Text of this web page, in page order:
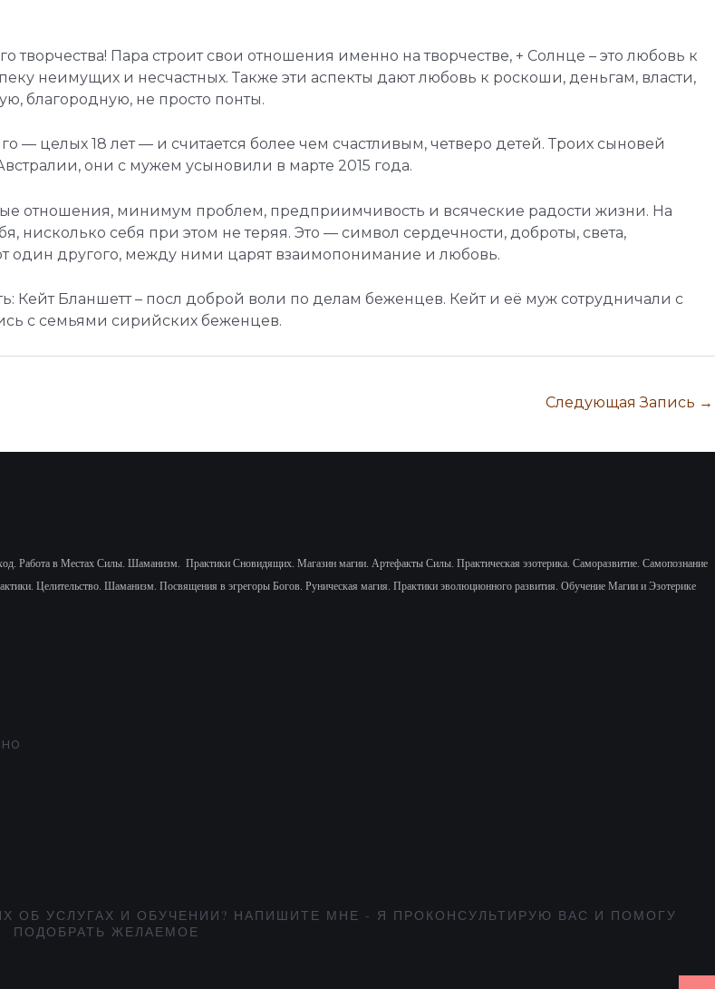
Пара строит свои отношения именно на творчестве, + Солнце – это любовь к
неимущих и несчастных. Также эти аспекты дают любовь к роскоши, деньгам, власти,
благородную, не просто понты.
целых 18 лет — и считается более чем счастливым, четверо детей. Троих сыновей
они с мужем усыновили в марте 2015 года.
отношения, минимум проблем, предприимчивость и всяческие радости жизни. На
себя при этом не теряя. Это — символ сердечности, доброты, света,
один другого, между ними царят взаимопонимание и любовь.
Кейт Бланшетт – посл доброй воли по делам беженцев. Кейт и её муж сотрудничали с
с семьями сирийских беженцев.
Следующая Запись →
Работа в Местах Силы. Шаманизм. Практики Сновидящих. Магазин магии. Артефакты Силы. Практическая эзотерика. Саморазвитие. Самопознание
Целительство. Шаманизм. Посвящения в эгрегоры Богов. Руническая магия. Практики эволюционного развития. Обучение Магии и Эзотерике
ОБ УСЛУГАХ И ОБУЧЕНИИ? НАПИШИТЕ МНЕ - Я ПРОКОНСУЛЬТИРУЮ ВАС И ПОМОГУ
ПОДОБРАТЬ ЖЕЛАЕМОЕ